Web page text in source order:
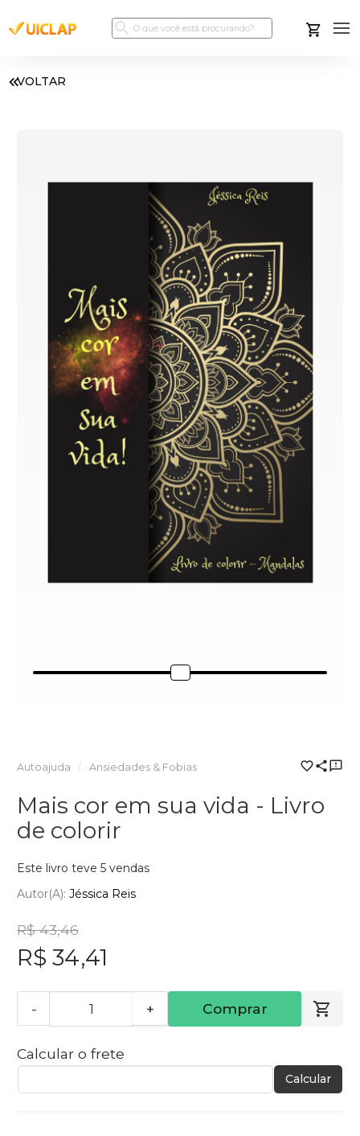
VOLTAR
Autoajuda Ansiedades & Fobias
Mais cor em sua vida - Livro
de colorir
Este livro teve 5 vendas
Autor(a): Jéssica Reis
R$ 43,46
R$ 34,41
- + Comprar
Calcular o frete
Calcular